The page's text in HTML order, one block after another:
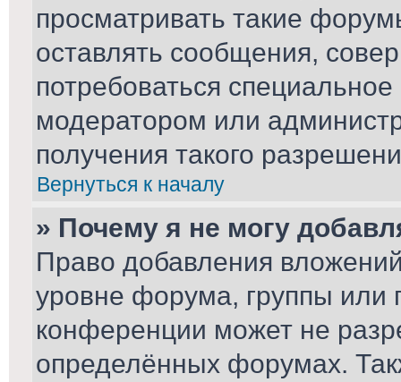
просматривать такие
оставлять сообщения,
потребоваться
модератором или
получения такого
Вернуться к началу
» Почему я не могу
Право добавления
уровне форума, группы или
конференции может не
определённых форумах.